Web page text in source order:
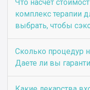
Что насчет
комплекс терапии
выбрать, чтобы
Сколько процедур
Даете ли вы